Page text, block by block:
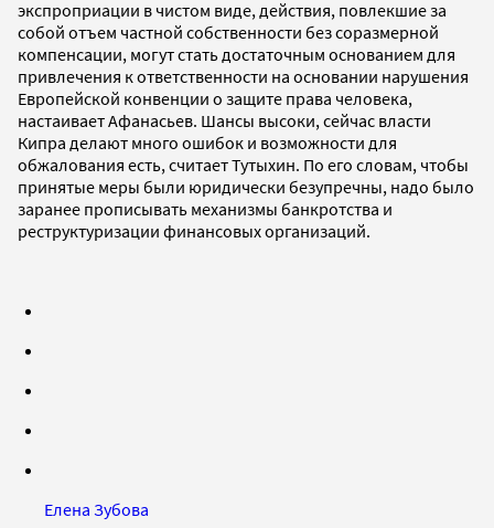
экспроприации в чистом виде, действия, повлекшие за
собой отъем частной собственности без соразмерной
компенсации, могут стать достаточным основанием для
привлечения к ответственности на основании нарушения
Европейской конвенции о защите права человека,
настаивает Афанасьев. Шансы высоки, сейчас власти
Кипра делают много ошибок и возможности для
обжалования есть, считает Тутыхин. По его словам, чтобы
принятые меры были юридически безупречны, надо было
заранее прописывать механизмы банкротства и
реструктуризации финансовых организаций.
Елена Зубова